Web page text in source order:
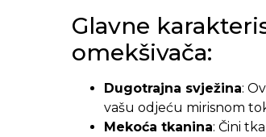
Glavne
omekšivača:
Dugotrajna svježina:
vašu odjeću mirisnom
Mekoća tkanina: Čini